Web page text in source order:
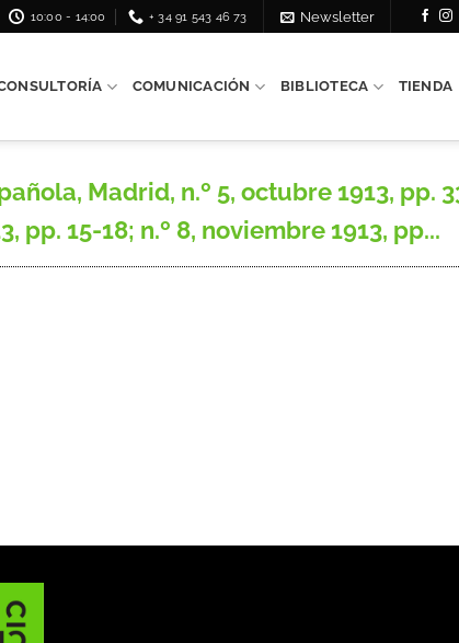
10:00 - 14:00 + 34 91 543 46 73 Newsletter
COMUNICACIÓN BIBLIOTECA TIENDA
Madrid, n.º 5, octubre 1913, pp.
pp. 15-18; n.º 8, noviembre 1913, pp...